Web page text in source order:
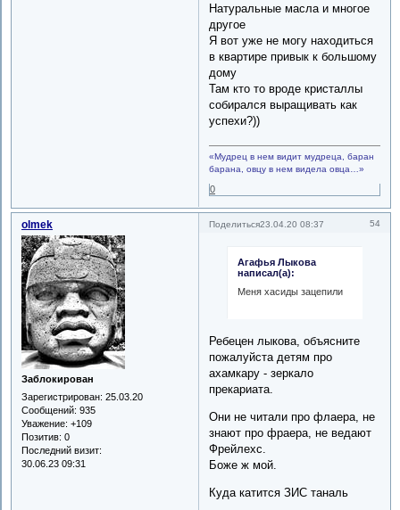
Натуральные масла и многое
другое
Я вот уже не могу находиться
в квартире привык к большому
дому
Там кто то вроде кристаллы
собирался выращивать как
успехи?))
«Мудрец в нем видит мудреца, баран
барана, овцу в нем видела овца…»
0
Поделиться 54
23.04.20 08:37
olmek
Заблокирован
Зарегистрирован: 25.03.20
Сообщений: 935
Уважение: +109
Позитив: 0
Последний визит:
30.06.23 09:31
Агафья Лыкова
написал(а):
Меня хасиды зацепили
Ребецен лыкова, объясните
пожалуйста детям про
ахамкару - зеркало
прекариата.
Они не читали про флаера, не
знают про фраера, не ведают
Фрейлехс.
Боже ж мой.
Куда катится ЗИС таналь